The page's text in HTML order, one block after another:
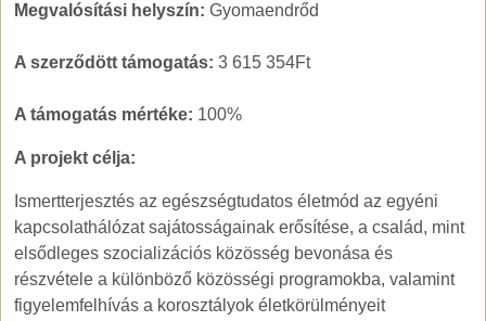
Megvalósítási helyszín: Gyomaendrőd
A szerződött támogatás: 3 615 354Ft
A támogatás mértéke: 100%
A projekt célja:
Ismertterjesztés az egészségtudatos életmód az egyéni
kapcsolathálózat sajátosságainak erősítése, a család, mint
elsődleges szocializációs közösség bevonása és
részvétele a különböző közösségi programokba, valamint
figyelemfelhívás a korosztályok életkörülményeit